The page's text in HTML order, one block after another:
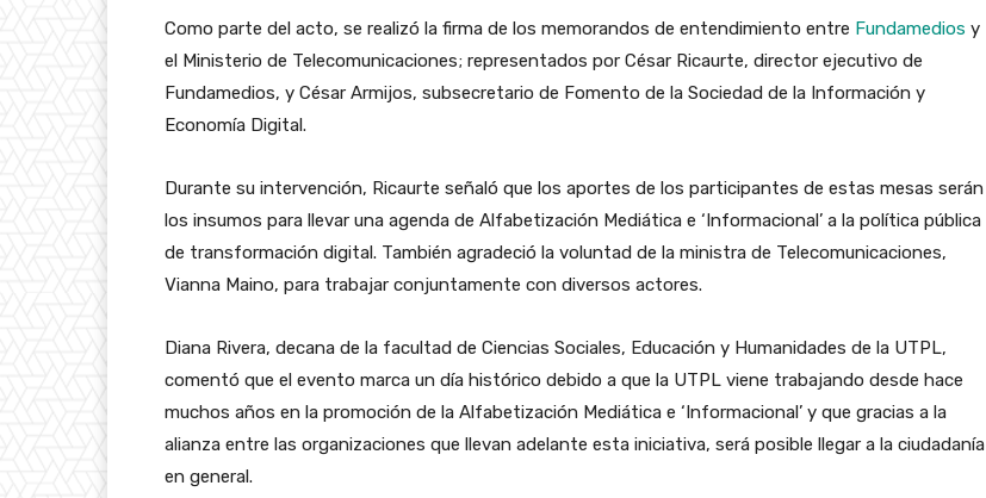
Como parte del acto, se realizó la firma de los memorandos de entendimiento entre Fundamedios y
el Ministerio de Telecomunicaciones; representados por César Ricaurte, director ejecutivo de
Fundamedios, y César Armijos, subsecretario de Fomento de la Sociedad de la Información y
Economía Digital.
Durante su intervención, Ricaurte señaló que los aportes de los participantes de estas mesas serán
los insumos para llevar una agenda de Alfabetización Mediática e ‘Informacional’ a la política pública
de transformación digital. También agradeció la voluntad de la ministra de Telecomunicaciones,
Vianna Maino, para trabajar conjuntamente con diversos actores.
Diana Rivera, decana de la facultad de Ciencias Sociales, Educación y Humanidades de la UTPL,
comentó que el evento marca un día histórico debido a que la UTPL viene trabajando desde hace
muchos años en la promoción de la Alfabetización Mediática e ‘Informacional’ y que gracias a la
alianza entre las organizaciones que llevan adelante esta iniciativa, será posible llegar a la ciudadanía
en general.